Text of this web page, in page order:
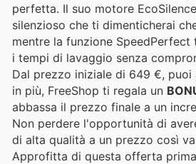
perfetta. Il suo motore
silenzioso che ti dimenticherai
mentre la funzione
i tempi di lavaggio senza
Dal prezzo iniziale di 649 €, puoi
in più, FreeShop ti regala un
abbassa il prezzo finale a un
Non perdere l'opportunità di
di alta qualità a un prezzo così
Approfitta di questa offerta